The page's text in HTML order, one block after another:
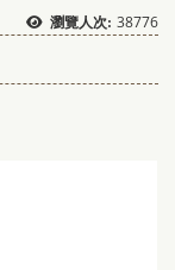
瀏覽人次: 38776